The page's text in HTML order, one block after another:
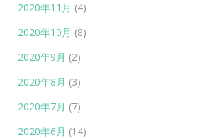
2020年11月 (4)
2020年10月 (8)
2020年9月 (2)
2020年8月 (3)
2020年7月 (7)
2020年6月 (14)